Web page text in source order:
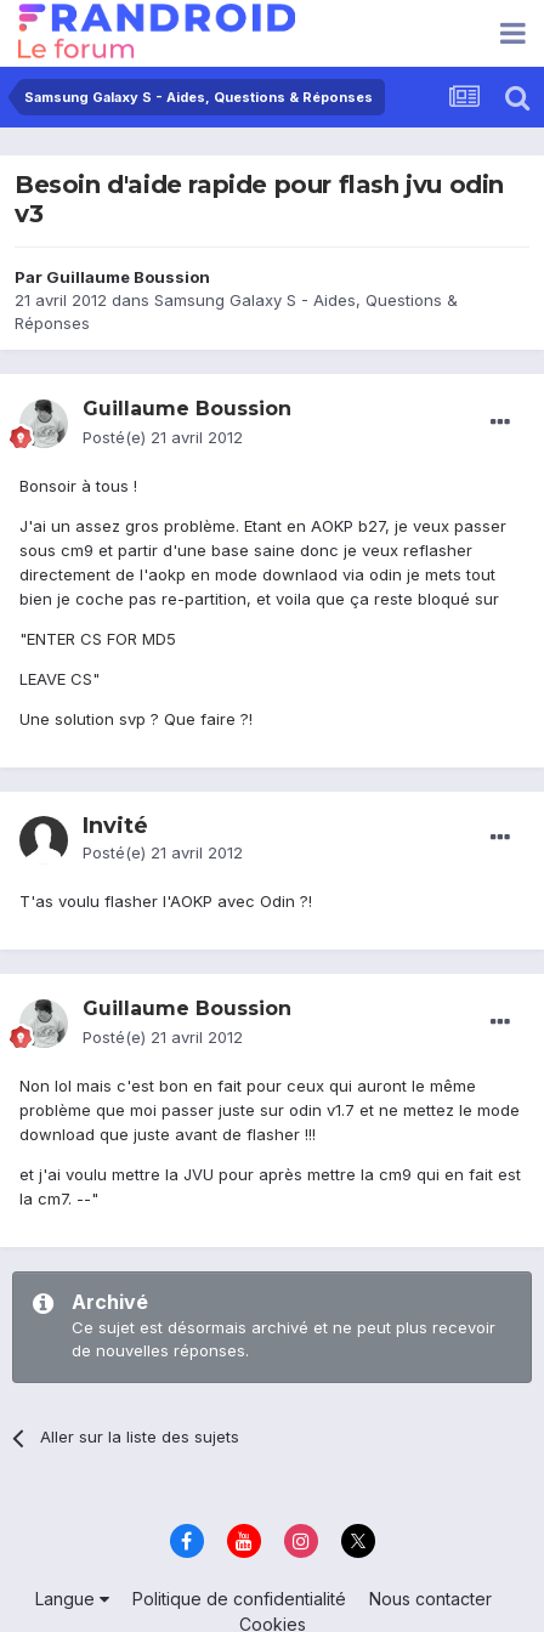
Samsung Galaxy S - Aides, Questions & Réponses
Besoin d'aide rapide pour flash jvu odin
v3
Par Guillaume Boussion
21 avril 2012 dans Samsung Galaxy S - Aides, Questions &
Réponses
Guillaume Boussion
Posté(e) 21 avril 2012
Bonsoir à tous !
J'ai un assez gros problème. Etant en AOKP b27, je veux passer
sous cm9 et partir d'une base saine donc je veux reflasher
directement de l'aokp en mode downlaod via odin je mets tout
bien je coche pas re-partition, et voila que ça reste bloqué sur
"ENTER CS FOR MD5
LEAVE CS"
Une solution svp ? Que faire ?!
Invité
Posté(e) 21 avril 2012
T'as voulu flasher l'AOKP avec Odin ?!
Guillaume Boussion
Posté(e) 21 avril 2012
Non lol mais c'est bon en fait pour ceux qui auront le même
problème que moi passer juste sur odin v1.7 et ne mettez le mode
download que juste avant de flasher !!!
et j'ai voulu mettre la JVU pour après mettre la cm9 qui en fait est
la cm7. --"
Archivé
Ce sujet est désormais archivé et ne peut plus recevoir
de nouvelles réponses.
Aller sur la liste des sujets
Langue Politique de confidentialité
Nous contacter
Cookies